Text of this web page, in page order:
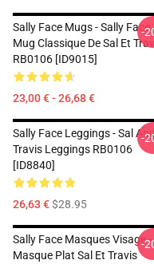
Sally Face Mugs - Sally Face
Mug Classique De Sal Et
RB0106 [ID9015]
23,00 € - 26,68 €
-
Sally Face Leggings - Sal
Travis Leggings RB0106
[ID8840]
26,63 €$28.95
-
Sally Face Masques Visage -
Masque Plat Sal Et Travis
-